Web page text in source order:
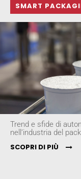
SMART
Trend e sfide di
nell’industria del
SCOPRI DI PIÙ